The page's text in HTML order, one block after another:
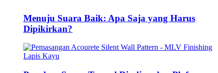
Menuju Suara Baik: Apa Saja yang Harus
Dipikirkan?